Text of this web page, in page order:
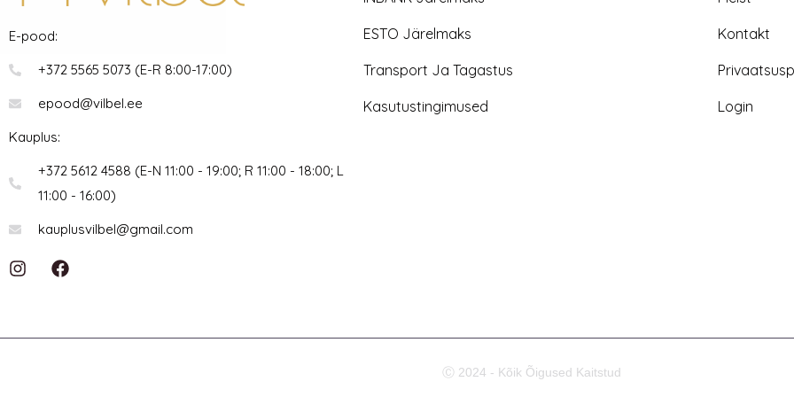
E-pood:
+372 5565 5073 (E-R 8:00-17:00)
epood@vilbel.ee
Kauplus:
+372 5612 4588 (E-N 11:00 - 19:00; R 11:00 - 18:00; L
11:00 - 16:00)
kauplusvilbel@gmail.com
I
a
F
a
b
ESTO Järelmaks
Transport Ja Tagastus
Kasutustingimused
Kontakt
Login
Ⓒ 2024 - Kõik Õigused Kaitstud